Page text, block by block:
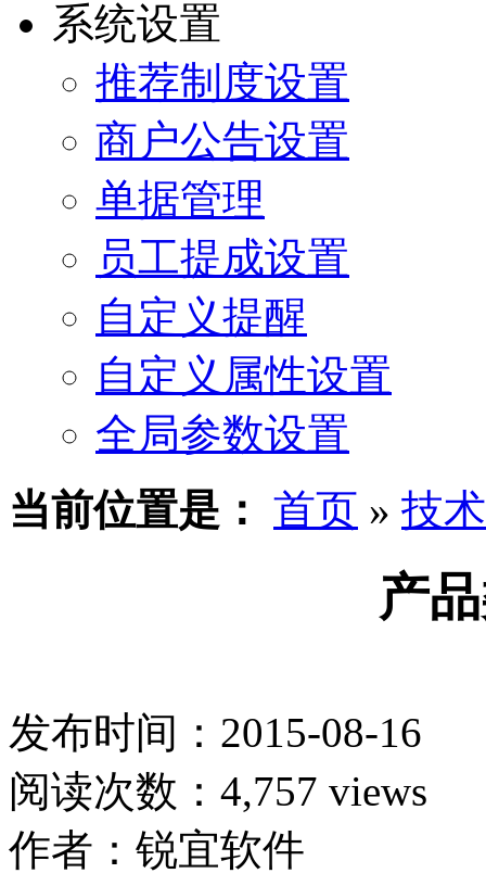
系统设置
推荐制度设置
商户公告设置
单据管理
员工提成设置
自定义提醒
自定义属性设置
全局参数设置
当前位置是： 首页 » 技
产
发布时间：2015-08-16
阅读次数：4,757 views
作者：锐宜软件